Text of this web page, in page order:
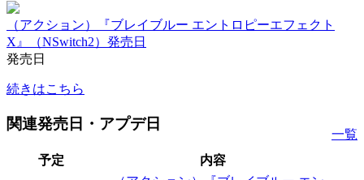
（アクション）『ブレイブルー エントロピーエフェクト
X』（NSwitch2）発売日
発売日
続きはこちら
一覧
関連発売日・アプデ日
予定 内容